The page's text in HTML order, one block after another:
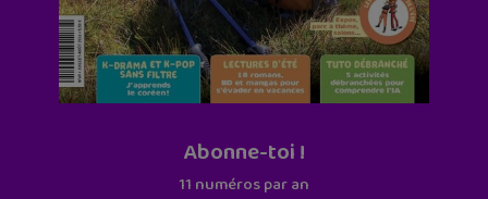
Abonne-toi !
11 numéros par an